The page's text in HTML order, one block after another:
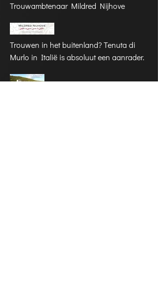
Trouwambtenaar Mildred Nijhove
Trouwen in het buitenland? Tenuta di
Murlo in Italië is absoluut een aanrader.